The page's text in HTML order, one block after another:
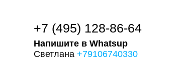
+7 (495) 128-86-64
Напишите в Whatsup
Светлана +79106740330